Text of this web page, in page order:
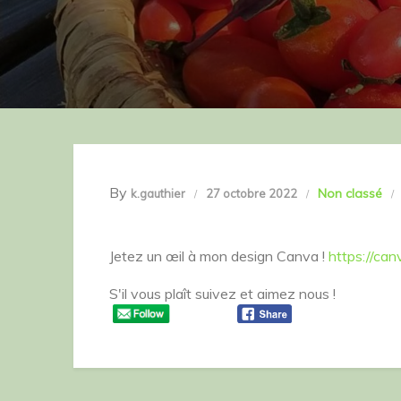
By k.gauthier 27 octobre 2022 Non classé
Jetez un œil à mon design Canva ! https://
S'il vous plaît suivez et aimez nous !